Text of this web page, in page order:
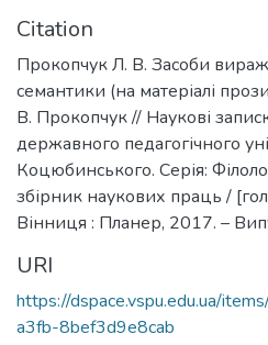
Citation
Прокопчук Л. В. Засоби
семантики (на матеріалі
В. Прокопчук // Наукові
державного педагогічного
Коцюбинського. Серія:
збірник наукових праць /
Вінниця : Планер, 2017. –
URI
https://dspace.vspu.edu.ua/
a3fb-8bef3d9e8cab